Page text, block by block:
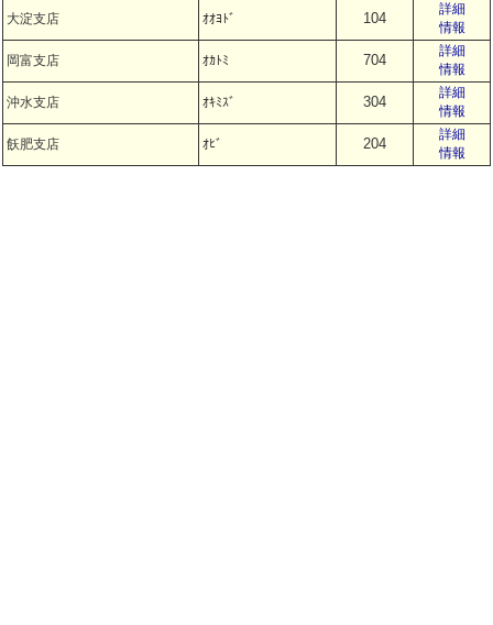
大淀支店 ｵｵﾖﾄﾞ 104
詳細
情報
岡富支店 ｵｶﾄﾐ 704
詳細
情報
沖水支店 ｵｷﾐｽﾞ 304
詳細
情報
飫肥支店 ｵﾋﾞ 204
詳細
情報